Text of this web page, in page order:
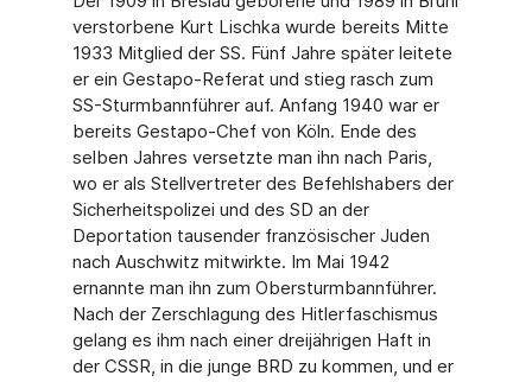
verstorbene Kurt Lischka wurde bereits Mitte
1933 Mitglied der SS. Fünf Jahre später leitete
er ein Gestapo-Referat und stieg rasch zum
SS-Sturmbannführer auf. Anfang 1940 war er
bereits Gestapo-Chef von Köln. Ende des
selben Jahres versetzte man ihn nach Paris,
wo er als Stellvertreter des Befehlshabers der
Sicherheitspolizei und des SD an der
Deportation tausender französischer Juden
nach Auschwitz mitwirkte. Im Mai 1942
ernannte man ihn zum Obersturmbannführer.
Nach der Zerschlagung des Hitlerfaschismus
gelang es ihm nach einer dreijährigen Haft in
der CSSR, in die junge BRD zu kommen, und er